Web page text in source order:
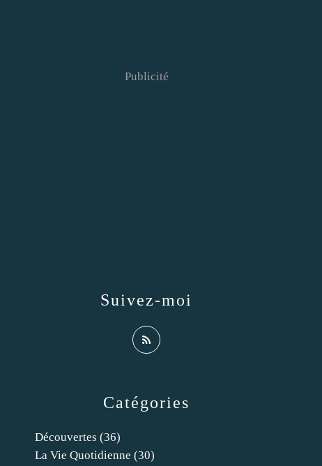
Catégories
Découvertes (36)
La Vie Quotidienne (30)
Suivez-moi
Publicité